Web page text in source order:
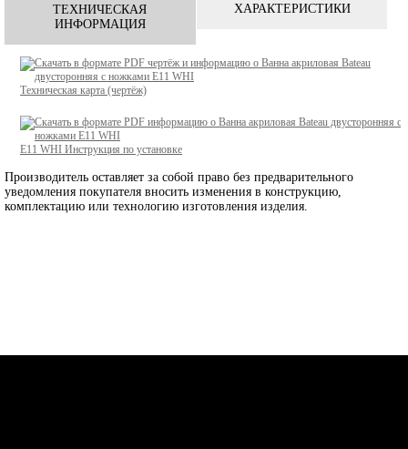
ТЕХНИЧЕСКАЯ
ИНФОРМАЦИЯ
Техническая карта (чертёж)
E11 WHI Инструкция по установке
Производитель оставляет за собой право без предварительного
уведомления покупателя вносить изменения в конструкцию,
комплектацию или технологию изготовления изделия.
ХАРАКТЕРИСТИКИ